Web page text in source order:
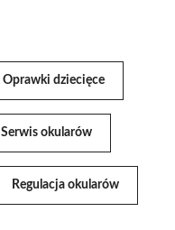
Oprawki dziecięce
Serwis okularów
Regulacja okularów